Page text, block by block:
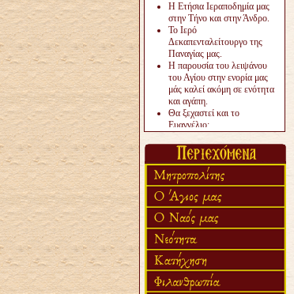
Η Ετήσια Ιεραποδημία μας
στην Τήνο και στην Άνδρο.
Το Ιερό
Δεκαπενταλείτουργο της
Παναγίας μας.
Η παρουσία του λειψάνου
του Αγίου στην ενορία μας
μάς καλεί ακόμη σε ενότητα
και αγάπη.
Θα ξεχαστεί και το
Ευαγγέλιο;
«πολύ αργά».
Ζητείται....